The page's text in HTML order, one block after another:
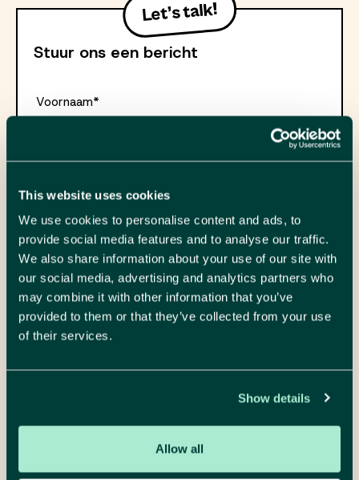
This website uses cookies
We use cookies to personalise content and ads, to
provide social media features and to analyse our traffic.
We also share information about your use of our site with
our social media, advertising and analytics partners who
may combine it with other information that you’ve
provided to them or that they’ve collected from your use
of their services.
Show details
Allow all
Stuur ons een bericht
Voornaam*
Telefoon*
Je bericht
Ik ga akkoord met de voorwaarden.
Ik ga akkoord met devoorwaarden
Email*